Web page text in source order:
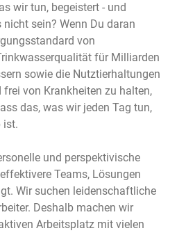
wir tun, begeistert - und
sein? Wenn Du daran
von
für Milliarden
sowie die Nutztierhaltungen
von Krankheiten zu halten,
das, was wir jeden Tag tun,
ist.
und perspektivische
Teams, Lösungen
Wir suchen leidenschaftliche
Deshalb machen wir
Arbeitsplatz mit vielen